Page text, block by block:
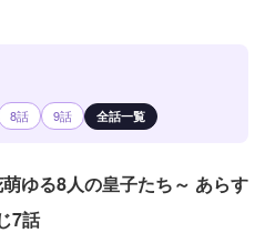
8話 9話 全話一覧
ゆる8人の皇子たち～ あらす
7話